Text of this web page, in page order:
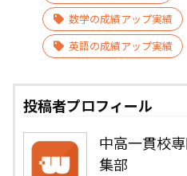
数学の成績アップ実績
英語の成績アップ実績
投稿者プロフィール
中高一貫校
集部